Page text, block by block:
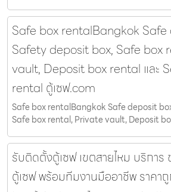
Safe box rentalBangkok Safe
Safety deposit box, Safe box
vault, Deposit box rental และ
rental ตู้เซฟ.com
Safe box rentalBangkok Safe deposit
Safe box rental, Private vault, Deposit
รับติดตั้งตู้เซฟ เขตสายไหม บริกา
ตู้เซฟ พร้อมทีมงานมืออาชีพ ราคา